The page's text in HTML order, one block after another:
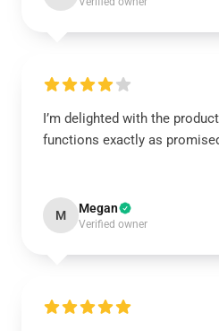
I’m delighted with the
functions exactly as
M Megan
Verified owner